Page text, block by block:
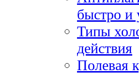
быстро и
Типы
действия
Полевая